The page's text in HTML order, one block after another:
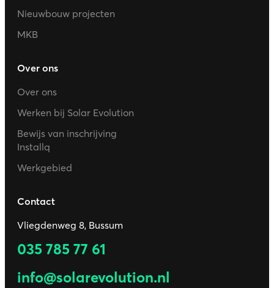
Nieuwbouw projecten
MKB
Over ons
Over ons
Werken bij Solar Evolution
Bewijs van inschrijving
Installq
Werkgebied
Contact
Vliegdenweg 8, Bussum
035 785 77 61
info@solarevolution.nl